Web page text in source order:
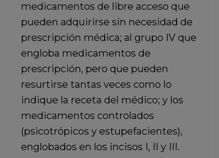
medicamentos de libre acceso que
pueden adquirirse sin necesidad de
prescripción médica; al grupo IV que
engloba medicamentos de
prescripción, pero que pueden
resurtirse tantas veces como lo
indique la receta del médico; y los
medicamentos controlados
(psicotrópicos y estupefacientes),
englobados en los incisos I, II y III.